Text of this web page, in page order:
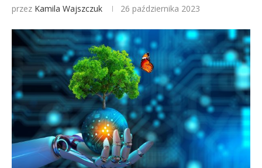
przez Kamila Wajszczuk 26 października 2023